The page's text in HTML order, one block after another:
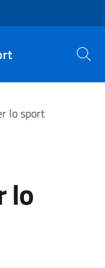
Cerca
lo sport
lo